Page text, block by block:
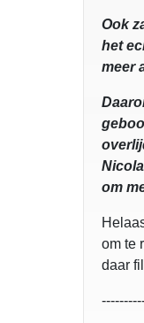
Ook
het
meer
om
om te
daar